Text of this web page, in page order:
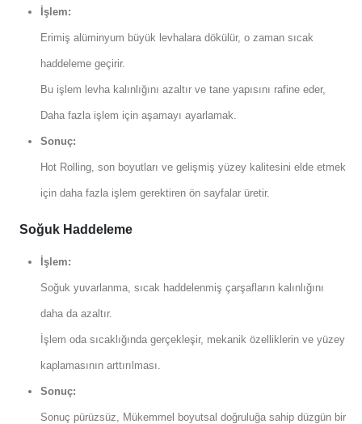
İşlem:
Erimiş alüminyum büyük levhalara dökülür, o zaman sıcak
haddeleme geçirir.
Bu işlem levha kalınlığını azaltır ve tane yapısını rafine eder,
Daha fazla işlem için aşamayı ayarlamak.
Sonuç:
Hot Rolling, son boyutları ve gelişmiş yüzey kalitesini elde etmek
için daha fazla işlem gerektiren ön sayfalar üretir.
Soğuk Haddeleme
İşlem:
Soğuk yuvarlanma, sıcak haddelenmiş çarşafların kalınlığını
daha da azaltır.
İşlem oda sıcaklığında gerçekleşir, mekanik özelliklerin ve yüzey
kaplamasının arttırılması.
Sonuç:
Sonuç pürüzsüz, Mükemmel boyutsal doğruluğa sahip düzgün bir